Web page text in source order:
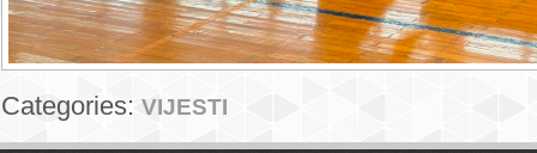
Categories: VIJESTI